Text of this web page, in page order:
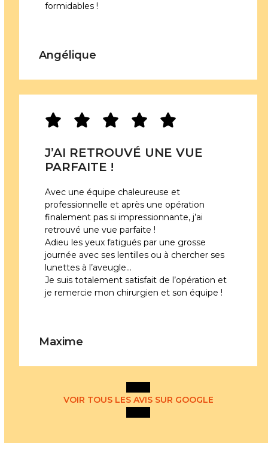
formidables !
Angélique
J’AI RETROUVÉ UNE VUE
PARFAITE !
Avec une équipe chaleureuse et
professionnelle et après une opération
finalement pas si impressionnante, j’ai
retrouvé une vue parfaite !
Adieu les yeux fatigués par une grosse
journée avec ses lentilles ou à chercher ses
lunettes à l’aveugle…
Je suis totalement satisfait de l’opération et
je remercie mon chirurgien et son équipe !
Maxime
VOIR TOUS LES AVIS SUR GOOGLE